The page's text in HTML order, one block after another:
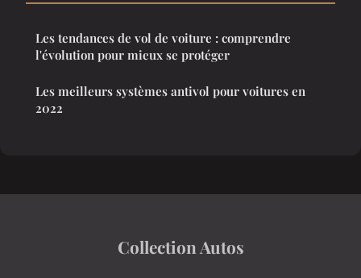
Les tendances de vol de voiture : comprendre
l'évolution pour mieux se protéger
Les meilleurs systèmes antivol pour voitures en
2022
Collection Autos